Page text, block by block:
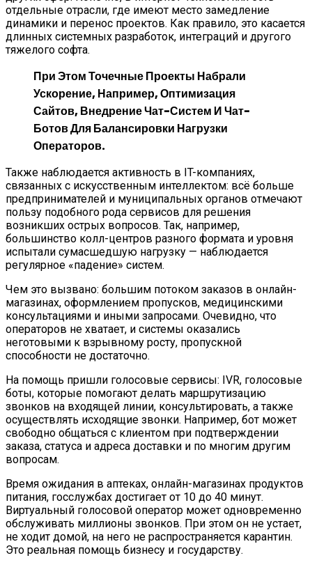
отдельные отрасли, где имеют место замедление
динамики и перенос проектов. Как правило, это касается
длинных системных разработок, интеграций и другого
тяжелого софта.
При Этом Точечные Проекты Набрали
Ускорение, Например, Оптимизация
Сайтов, Внедрение Чат-Систем И Чат-
Ботов Для Балансировки Нагрузки
Операторов.
Также наблюдается активность в IT-компаниях,
связанных с искусственным интеллектом: всё больше
предпринимателей и муниципальных органов отмечают
пользу подобного рода сервисов для решения
возникших острых вопросов. Так, например,
большинство колл-центров разного формата и уровня
испытали сумасшедшую нагрузку — наблюдается
регулярное «падение» систем.
Чем это вызвано: большим потоком заказов в онлайн-
магазинах, оформлением пропусков, медицинскими
консультациями и иными запросами. Очевидно, что
операторов не хватает, и системы оказались
неготовыми к взрывному росту, пропускной
способности не достаточно.
На помощь пришли голосовые сервисы: IVR, голосовые
боты, которые помогают делать маршрутизацию
звонков на входящей линии, консультировать, а также
осуществлять исходящие звонки. Например, бот может
свободно общаться с клиентом при подтверждении
заказа, статуса и адреса доставки и по многим другим
вопросам.
Время ожидания в аптеках, онлайн-магазинах продуктов
питания, госслужбах достигает от 10 до 40 минут.
Виртуальный голосовой оператор может одновременно
обслуживать миллионы звонков. При этом он не устает,
не ходит домой, на него не распространяется карантин.
Это реальная помощь бизнесу и государству.